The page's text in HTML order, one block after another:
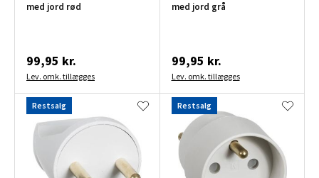
med jord rød
99,95 kr.
Lev. omk. tillægges
med jord grå
99,95 kr.
Lev. omk. tillægges
Restsalg Restsalg